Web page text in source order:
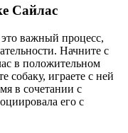
Сайлас
важный процесс,
Начните с
в положительном
собаку, играете с ней
в сочетании с
его с